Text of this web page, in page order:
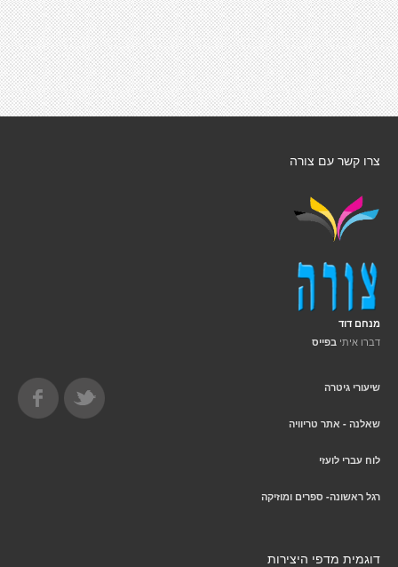
צרו קשר עם צורה
מנחם דוד
דברו איתי בפייס
שיעורי גיטרה
שאלנה - אתר טריוויה
לוח עברי לועזי
רגל ראשונה- ספרים ומוזיקה
דוגמית מדפי היצירות